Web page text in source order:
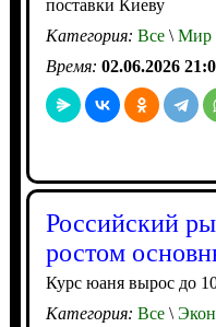
поставки Киеву
Категория: Все\Мир
Время: 02.06.2026
Российский
ростом
Курс юаня вырос до
Категория: Все\